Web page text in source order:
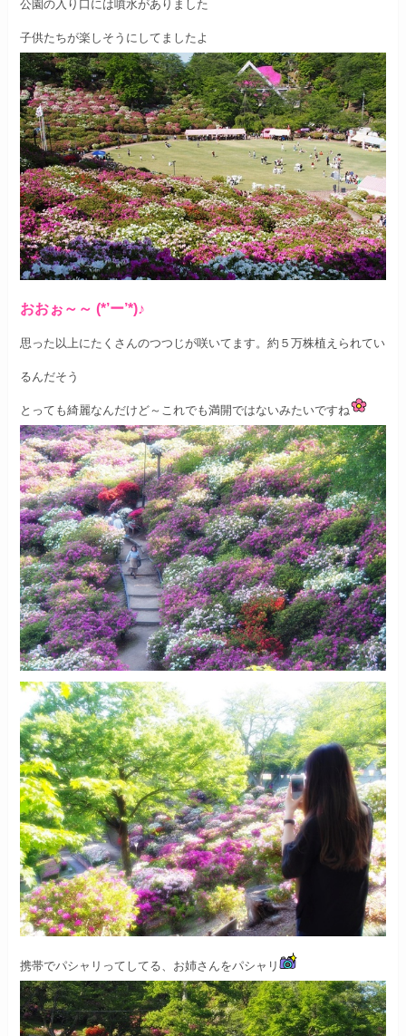
公園の入り口には噴水がありました
子供たちが楽しそうにしてましたよ
おおぉ～～ (*’ー’*)♪
思った以上にたくさんのつつじが咲いてます。約５万株植えられてい
るんだそう
とっても綺麗なんだけど～ これでも満開ではないみたいですね
携帯でパシャリってしてる、お姉さんをパシャリ